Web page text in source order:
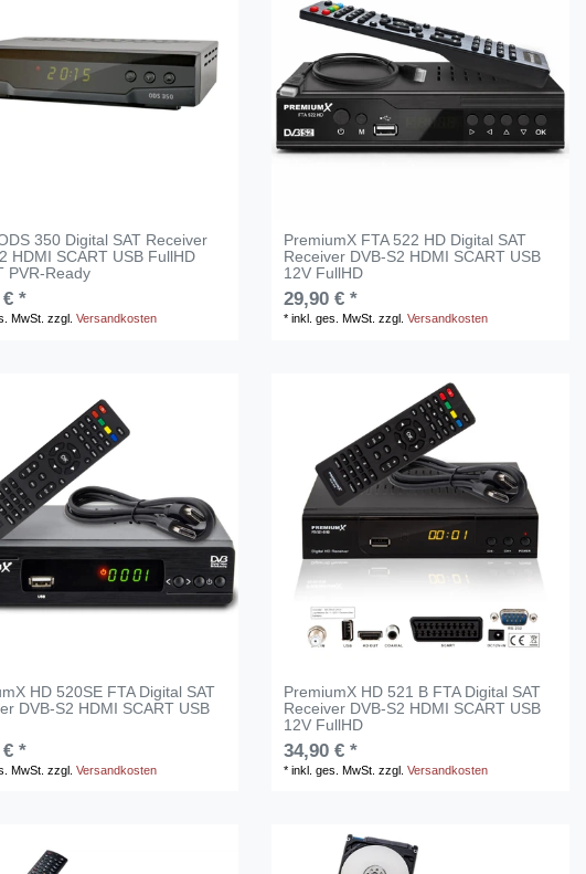
350 Digital SAT Receiver
HDMI SCART USB FullHD
PVR-Ready
€ *
MwSt. zzgl.Versandkosten
PremiumX FTA 522 HD Digital SAT
Receiver DVB-S2 HDMI SCART USB
12V FullHD
29,90 € *
*inkl. ges. MwSt. zzgl.Versandkosten
HD 520SE FTA Digital SAT
DVB-S2 HDMI SCART USB
€ *
MwSt. zzgl.Versandkosten
PremiumX HD 521 B FTA Digital SAT
Receiver DVB-S2 HDMI SCART USB
12V FullHD
34,90 € *
*inkl. ges. MwSt. zzgl.Versandkosten